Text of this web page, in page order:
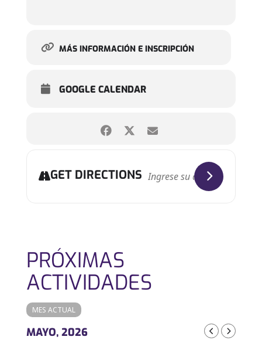
MÁS INFORMACIÓN E INSCRIPCIÓN
GOOGLE CALENDAR
GET DIRECTIONS
PRÓXIMAS
ACTIVIDADES
MES ACTUAL
MAYO, 2026